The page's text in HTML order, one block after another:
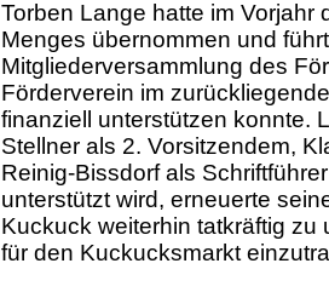
Torben Lange hatte im Vorjahr
Menges übernommen und
Mitgliederversammlung des
Förderverein im
finanziell unterstützen konnte.
Stellner als 2. Vorsitzendem,
Reinig-Bissdorf als
unterstützt wird, erneuerte
Kuckuck weiterhin tatkräftig zu
für den Kuckucksmarkt